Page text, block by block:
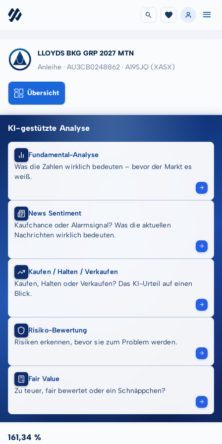
LLOYDS BKG GRP 2027 MTN
Anleihe · AU3CB0248862 · A19SJQ (XASX)
Übersicht
KI-gestützte Analyse
Fundamental-Analyse
Was die Zahlen wirklich bedeuten – bevor der Markt es
weiß.
News Sentiment
Kaufchance oder Alarmsignal? Was die aktuellen
Nachrichten wirklich bedeuten.
Kaufen / Halten / Verkaufen
Kaufen, Halten oder Verkaufen? Das KI-Urteil auf einen
Blick.
Risiko-Bewertung
Risiken erkennen, bevor sie zum Problem werden.
Fair Value
Zu teuer, fair bewertet oder ein Schnäppchen?
161,34 %